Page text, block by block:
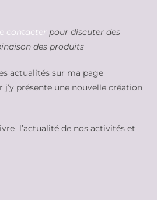
contacter pour discuter des
des produits
actualités sur ma page
j’y présente une nouvelle création
l’actualité de nos activités et